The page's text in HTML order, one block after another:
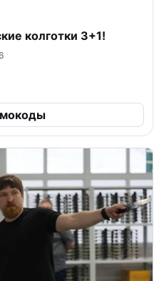
колготки 3+1!